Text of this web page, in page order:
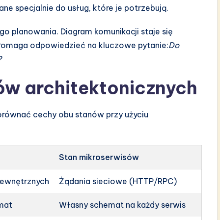
specjalnie do usług, które je potrzebują.
planowania. Diagram komunikacji staje się
odpowiedzieć na kluczowe pytanie:Do
architektonicznych
cechy obu stanów przy użyciu
Stan mikroserwisów
Żądania sieciowe (HTTP/RPC)
Własny schemat na każdy serwis